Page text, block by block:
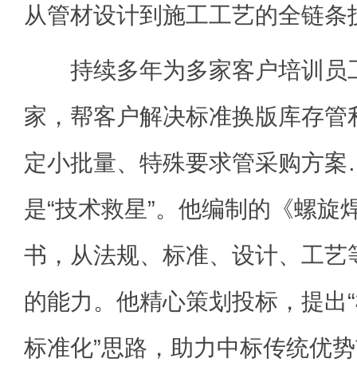
从管材设计到施工工艺的全链条
持续多年为多家客户培训员
家，帮客户解决标准换版库存管
定小批量、特殊要求管采购方
是“技术救星”。他编制的《螺旋
书，从法规、标准、设计、工艺
的能力。他精心策划投标，提出
标准化”思路，助力中标传统优